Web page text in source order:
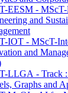
EESM -
and
IOT - MScT-
and
LLGA - Track :
Graphs and